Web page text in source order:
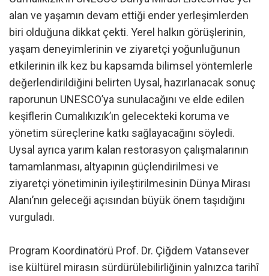
alan ve yaşamın devam ettiği ender yerleşimlerden
biri olduğuna dikkat çekti. Yerel halkın görüşlerinin,
yaşam deneyimlerinin ve ziyaretçi yoğunluğunun
etkilerinin ilk kez bu kapsamda bilimsel yöntemlerle
değerlendirildiğini belirten Uysal, hazırlanacak sonuç
raporunun UNESCO’ya sunulacağını ve elde edilen
keşiflerin Cumalıkızık’ın gelecekteki koruma ve
yönetim süreçlerine katkı sağlayacağını söyledi.
Uysal ayrıca yarım kalan restorasyon çalışmalarının
tamamlanması, altyapının güçlendirilmesi ve
ziyaretçi yönetiminin iyileştirilmesinin Dünya Mirası
Alanı’nın geleceği açısından büyük önem taşıdığını
vurguladı.
Program Koordinatörü Prof. Dr. Çiğdem Vatansever
ise kültürel mirasın sürdürülebilirliğinin yalnızca tarihî